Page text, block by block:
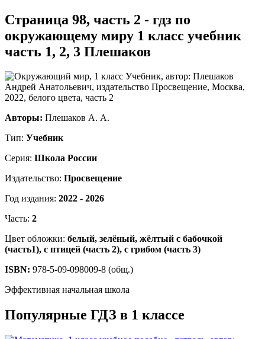
Страница 98, часть 2 - гдз по
окружающему миру 1 класс учебник
часть 1, 2, 3 Плешаков
Авторы: Плешаков А. А.
Тип: Учебник
Серия: Школа России
Издательство: Просвещение
Год издания: 2022 - 2026
Часть: 2
Цвет обложки: белый, зелёный, жёлтый с бабочкой
(часть1), с птицей (часть 2), с грибом (часть 3)
ISBN: 978-5-09-098009-8 (общ.)
Эффективная начальная школа
Популярные ГДЗ в 1 классе